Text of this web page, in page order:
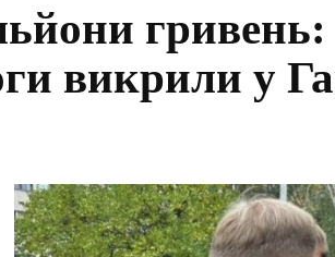
гривень:
викрили у